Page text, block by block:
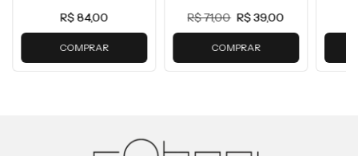
R$ 84,00
COMPRAR
R$ 71,00 R$ 39,00
COMPRAR